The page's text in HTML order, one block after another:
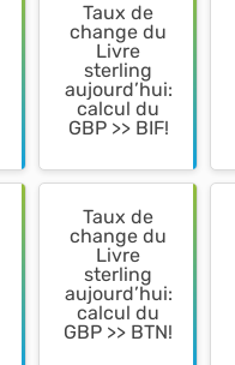
Taux de
change du
Livre
sterling
aujourd’hui:
calcul du
GBP >> BIF!
Taux de
change du
Livre
sterling
aujourd’hui:
calcul du
GBP >> BTN!